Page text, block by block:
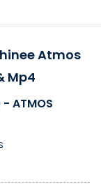
Atmos
Mp4
- ATMOS